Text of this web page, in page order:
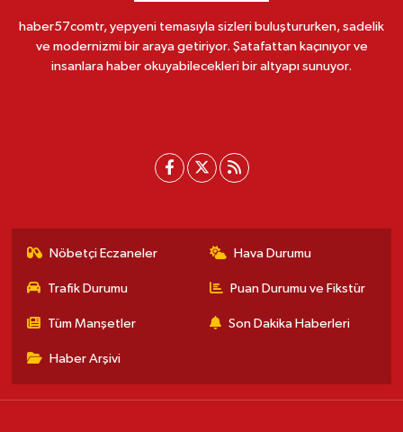
haber57comtr, yepyeni temasıyla sizleri buluştururken, sadelik
ve modernizmi bir araya getiriyor. Şatafattan kaçınıyor ve
insanlara haber okuyabilecekleri bir altyapı sunuyor.
Nöbetçi Eczaneler Hava Durumu
Trafik Durumu Puan Durumu ve Fikstür
Tüm Manşetler Son Dakika Haberleri
Haber Arşivi